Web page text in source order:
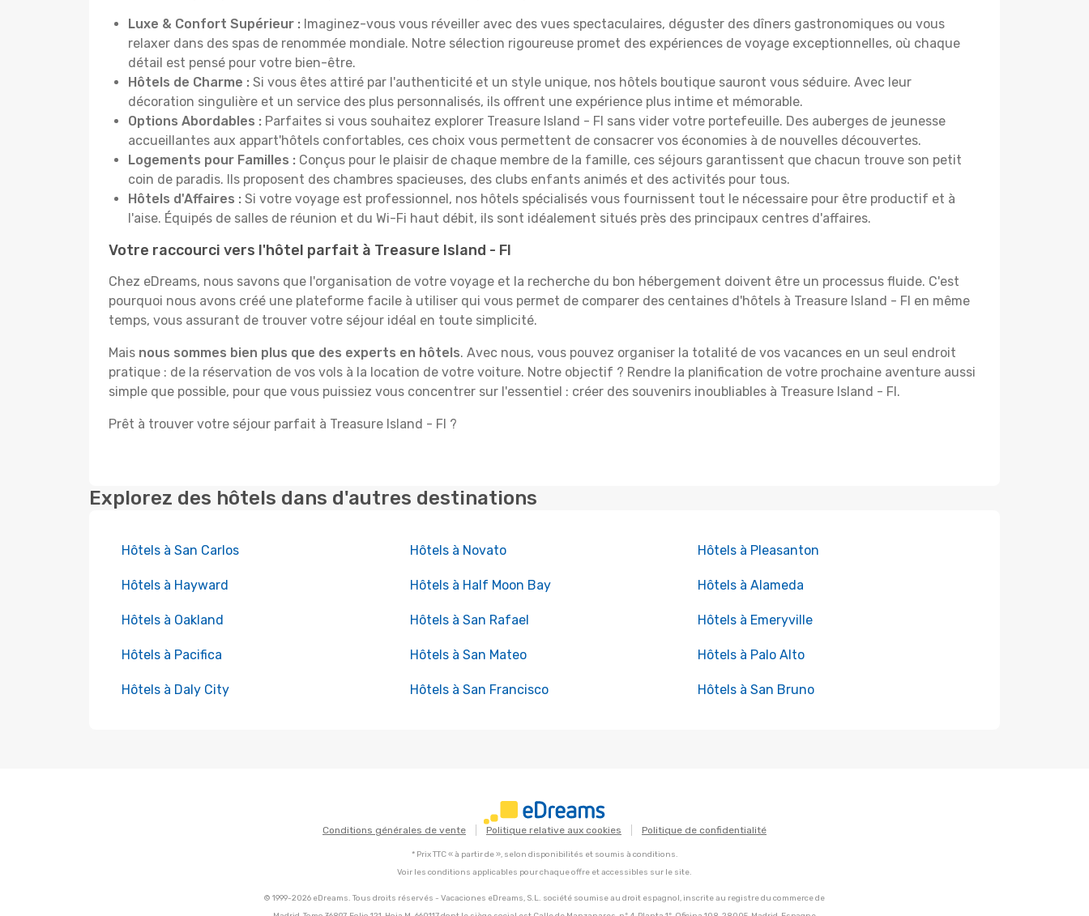
Luxe & Confort Supérieur : Imaginez-vous vous réveiller avec des vues spectaculaires, déguster des dîners gastronomiques ou vous
relaxer dans des spas de renommée mondiale. Notre sélection rigoureuse promet des expériences de voyage exceptionnelles, où chaque
détail est pensé pour votre bien-être.
Hôtels de Charme : Si vous êtes attiré par l'authenticité et un style unique, nos hôtels boutique sauront vous séduire. Avec leur
décoration singulière et un service des plus personnalisés, ils offrent une expérience plus intime et mémorable.
Options Abordables : Parfaites si vous souhaitez explorer Treasure Island - Fl sans vider votre portefeuille. Des auberges de jeunesse
accueillantes aux appart'hôtels confortables, ces choix vous permettent de consacrer vos économies à de nouvelles découvertes.
Logements pour Familles : Conçus pour le plaisir de chaque membre de la famille, ces séjours garantissent que chacun trouve son petit
coin de paradis. Ils proposent des chambres spacieuses, des clubs enfants animés et des activités pour tous.
Hôtels d'Affaires : Si votre voyage est professionnel, nos hôtels spécialisés vous fournissent tout le nécessaire pour être productif et à
l'aise. Équipés de salles de réunion et du Wi-Fi haut débit, ils sont idéalement situés près des principaux centres d'affaires.
Votre raccourci vers l'hôtel parfait à Treasure Island - Fl
Chez eDreams, nous savons que l'organisation de votre voyage et la recherche du bon hébergement doivent être un processus fluide. C'est
pourquoi nous avons créé une plateforme facile à utiliser qui vous permet de comparer des centaines d'hôtels à Treasure Island - Fl en même
temps, vous assurant de trouver votre séjour idéal en toute simplicité.
Mais nous sommes bien plus que des experts en hôtels. Avec nous, vous pouvez organiser la totalité de vos vacances en un seul endroit
pratique : de la réservation de vos vols à la location de votre voiture. Notre objectif ? Rendre la planification de votre prochaine aventure aussi
simple que possible, pour que vous puissiez vous concentrer sur l'essentiel : créer des souvenirs inoubliables à Treasure Island - Fl.
Prêt à trouver votre séjour parfait à Treasure Island - Fl ?
Explorez des hôtels dans d'autres destinations
Hôtels à San Carlos Hôtels à Novato Hôtels à Pleasanton
Hôtels à Hayward Hôtels à Half Moon Bay Hôtels à Alameda
Hôtels à Oakland Hôtels à San Rafael Hôtels à Emeryville
Hôtels à Pacifica Hôtels à San Mateo Hôtels à Palo Alto
Hôtels à Daly City Hôtels à San Francisco Hôtels à San Bruno
Conditions générales de vente Politique relative aux cookies Politique de confidentialité
* Prix TTC « à partir de », selon disponibilités et soumis à conditions.
Voir les conditions applicables pour chaque offre et accessibles sur le site.
© 1999-2026 eDreams. Tous droits réservés - Vacaciones eDreams, S.L. société soumise au droit espagnol, inscrite au registre du commerce de